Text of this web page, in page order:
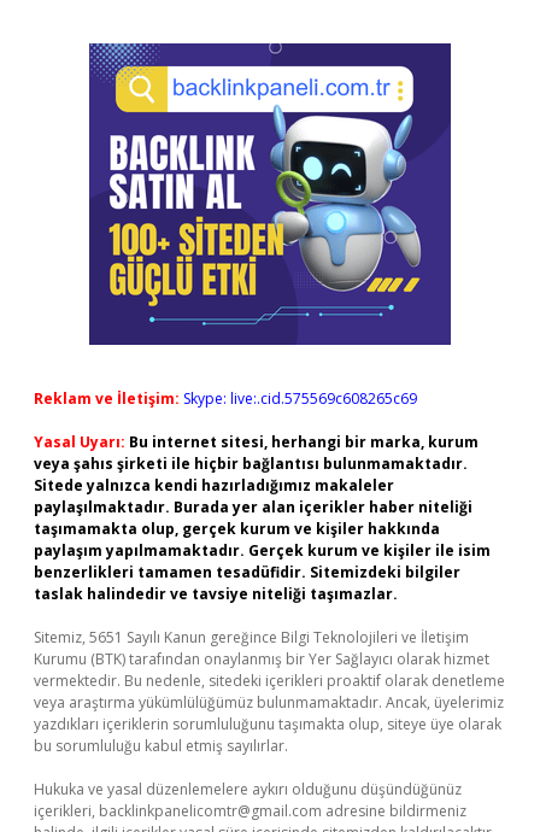
Reklam ve İletişim: Skype: live:.cid.575569c608265c69
Yasal Uyarı: Bu internet sitesi, herhangi bir marka, kurum
veya şahıs şirketi ile hiçbir bağlantısı bulunmamaktadır.
Sitede yalnızca kendi hazırladığımız makaleler
paylaşılmaktadır. Burada yer alan içerikler haber niteliği
taşımamakta olup, gerçek kurum ve kişiler hakkında
paylaşım yapılmamaktadır. Gerçek kurum ve kişiler ile isim
benzerlikleri tamamen tesadüfidir. Sitemizdeki bilgiler
taslak halindedir ve tavsiye niteliği taşımazlar.
Sitemiz, 5651 Sayılı Kanun gereğince Bilgi Teknolojileri ve İletişim
Kurumu (BTK) tarafından onaylanmış bir Yer Sağlayıcı olarak hizmet
vermektedir. Bu nedenle, sitedeki içerikleri proaktif olarak denetleme
veya araştırma yükümlülüğümüz bulunmamaktadır. Ancak, üyelerimiz
yazdıkları içeriklerin sorumluluğunu taşımakta olup, siteye üye olarak
bu sorumluluğu kabul etmiş sayılırlar.
Hukuka ve yasal düzenlemelere aykırı olduğunu düşündüğünüz
içerikleri, backlinkpanelicomtr@gmail.com adresine bildirmeniz